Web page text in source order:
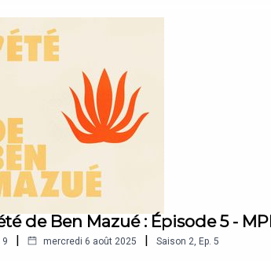
de Ben Mazué : Épisode 5 -
| mercredi 6 août 2025 | Saison 2 Ep. 5